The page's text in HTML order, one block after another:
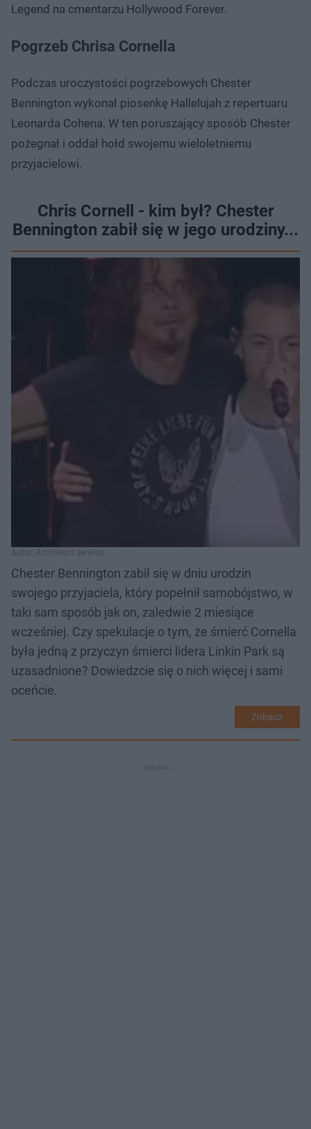
Legend na cmentarzu Hollywood Forever.
Pogrzeb Chrisa Cornella
Podczas uroczystości pogrzebowych Chester
Bennington wykonał piosenkę Hallelujah z repertuaru
Leonarda Cohena. W ten poruszający sposób Chester
pożegnał i oddał hołd swojemu wieloletniemu
przyjacielowi.
Chris Cornell - kim był? Chester
Bennington zabił się w jego urodziny...
Autor: Archiwum serwisu
Chester Bennington zabił się w dniu urodzin
swojego przyjaciela, który popełnił samobójstwo, w
taki sam sposób jak on, zaledwie 2 miesiące
wcześniej. Czy spekulacje o tym, że śmierć Cornella
była jedną z przyczyn śmierci lidera Linkin Park są
uzasadnione? Dowiedzcie się o nich więcej i sami
oceńcie.
Zobacz